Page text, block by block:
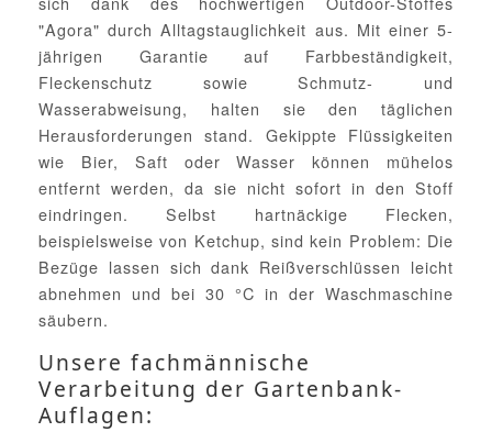
"Agora" durch Alltagstauglichkeit aus. Mit einer 5-
jährigen Garantie auf Farbbeständigkeit,
Fleckenschutz sowie Schmutz- und
Wasserabweisung, halten sie den täglichen
Herausforderungen stand. Gekippte Flüssigkeiten
wie Bier, Saft oder Wasser können mühelos
entfernt werden, da sie nicht sofort in den Stoff
eindringen. Selbst hartnäckige Flecken,
beispielsweise von Ketchup, sind kein Problem: Die
Bezüge lassen sich dank Reißverschlüssen leicht
abnehmen und bei 30 °C in der Waschmaschine
säubern.
Unsere fachmännische
Verarbeitung der Gartenbank-
Auflagen: